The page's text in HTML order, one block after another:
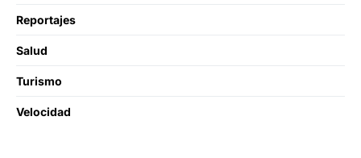
Reportajes
Salud
Turismo
Velocidad